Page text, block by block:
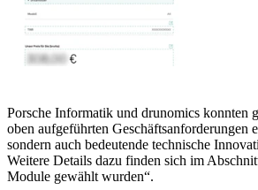
Porsche Informatik und drunomics konnten
oben aufgeführten Geschäftsanforderungen
sondern auch bedeutende technische
Weitere Details dazu finden sich im
Module gewählt wurden“.